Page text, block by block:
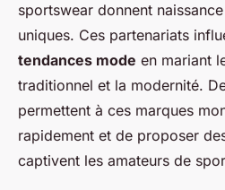
sportswear donnent
uniques. Ces partenariats
tendances mode en mariant
traditionnel et la modernité.
permettent à ces marques
rapidement et de proposer
captivent les amateurs de